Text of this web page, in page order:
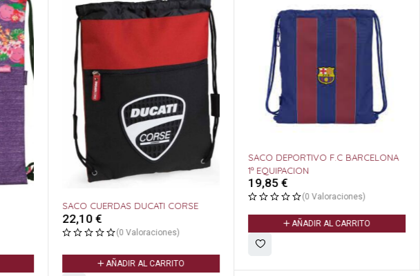
SACO CUERDAS DUCATI CORSE
22,10€
(0 Valoraciones)
AÑADIR AL CARRITO
SACO DEPORTIVO F.C BARCELONA
1ª EQUIPACION
19,85€
(0 Valoraciones)
AÑADIR AL CARRITO